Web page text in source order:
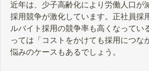
近年は、少子高齢化により労働人口が
採用競争が激化しています。正社員採
ルバイト採用の競争率も高くなってい
っては「コストをかけても採用につ
悩みのケースもあるでしょう。